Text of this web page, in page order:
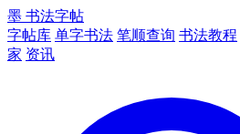
墨 书法字帖
字帖库 单字书法 笔顺查询 书法教程
家 资讯